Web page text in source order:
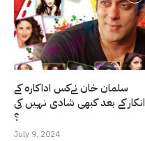
سلمان خان نےکس اداکارہ کے
انکار کے بعد کبھی شادی نہیں کی
؟
July 9, 2024